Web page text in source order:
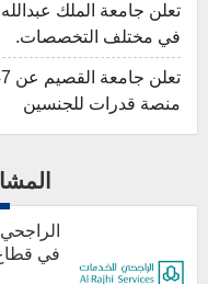
تعلن جامعة الملك
في مختلف التخصصات.
منصة قدرات للجنسين
في قطاع